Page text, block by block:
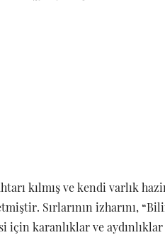
kılmış ve kendi varlık
Sırlarının izharını,
için karanlıklar ve